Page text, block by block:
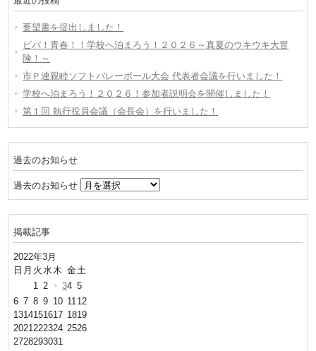
要望書を提出しました！
ビバ！青春！！学校へ泊まろう！２０２６～真夏のウキウキ大冒
険！～
市Ｐ連親睦ソフトバレーボール大会 代表者会議を行いました！
学校へ泊まろう！２０２６！参加者説明会を開催しました！
第１回 執行役員会議（会長会）を行いました！
過去のお知らせ
過去のお知らせ
掲載記事
2022年3月
日 月 火 水木 金土
1 2 34 5
6 7 8 9 10 1112
1314151617 1819
2021222324 2526
2728293031